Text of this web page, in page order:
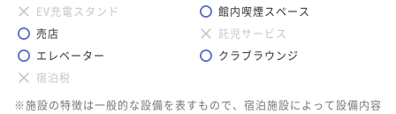
EV充電スタンド
館内喫煙スペース
売店
託児サービス
エレベーター
クラブラウンジ
宿泊税
※施設の特徴は一般的な設備を表すもので、宿泊施設によって設備内容